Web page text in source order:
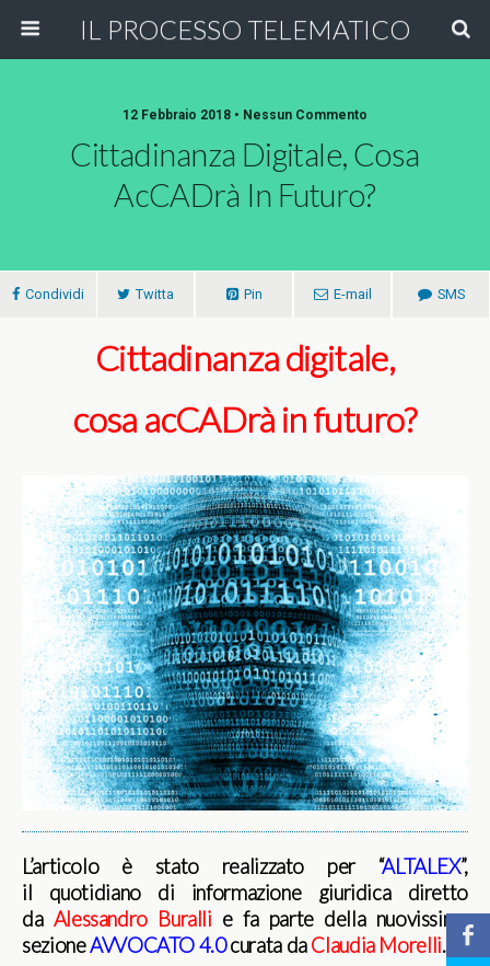
IL PROCESSO TELEMATICO
12 Febbraio 2018 • Nessun Commento
Cittadinanza Digitale, Cosa
AcCADrà In Futuro?
Condividi Twitta Pin E-mail SMS
Cittadinanza digitale,
cosa acCADrà in futuro?
L’articolo è stato realizzato per “ALTALEX”,
il quotidiano di informazione giuridica diretto
da Alessandro Buralli e fa parte della nuovissima
sezioneAVVOCATO 4.0curata daClaudia Morelli.
b